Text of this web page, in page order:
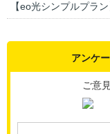
【eo光シンプルプラ
アンケ
ご意